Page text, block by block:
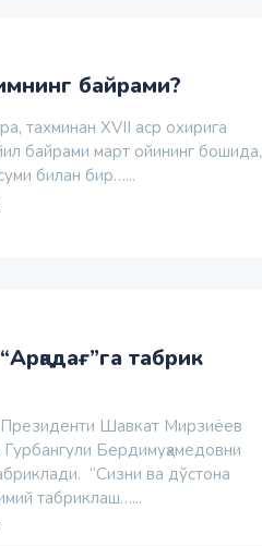
байрами?
тахминан XVII аср охирига
байрами март ойининг бошида,
билан бир…...
табрик
Президенти Шавкат Мирзиёев
Бердимуҳамедовни
“Сизни ва дўстона
табриклаш…...